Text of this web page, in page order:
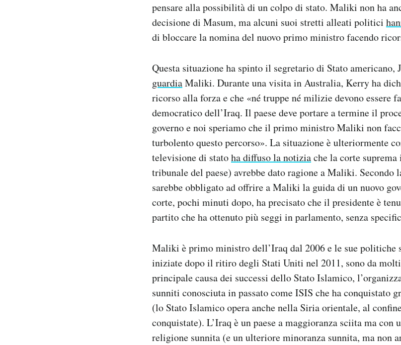
pensare alla possibilità di un colpo di stato. Maliki non ha
decisione di Masum, ma alcuni suoi stretti alleati politici
di bloccare la nomina del nuovo primo ministro facendo
Questa situazione ha spinto il segretario di Stato americano,
guardiaMaliki. Durante una visita in Australia, Kerry ha
ricorso alla forza e che «né truppe né milizie devono essere
democratico dell’Iraq. Il paese deve portare a termine il
governo e noi speriamo che il primo ministro Maliki non
turbolento questo percorso». La situazione è ulteriormente
televisione di statoha diffuso la notiziache la corte
tribunale del paese) avrebbe dato ragione a Maliki. Secondo
sarebbe obbligato ad offrire a Maliki la guida di un nuovo
corte, pochi minuti dopo, ha precisato che il presidente è
partito che ha ottenuto più seggi in parlamento, senza
Maliki è primo ministro dell’Iraq dal 2006 e le sue
iniziate dopo il ritiro degli Stati Uniti nel 2011, sono da
principale causa dei successi dello Stato Islamico,
sunniti conosciuta in passato come ISIS che ha conquistato
(lo Stato Islamico opera anche nella Siria orientale, al
conquistate). L’Iraq è un paese a maggioranza sciita ma con
religione sunnita (e un ulteriore minoranza sunnita, ma non